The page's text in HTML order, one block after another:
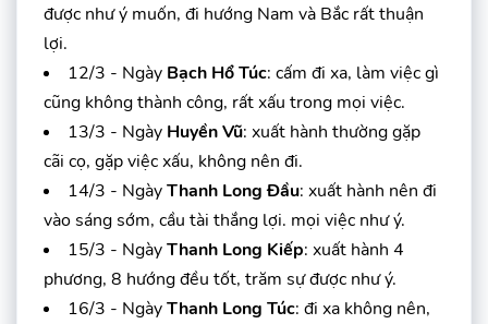
được như ý muốn, đi hướng Nam và Bắc rất thuận
lợi.
12/3 - Ngày Bạch Hổ Túc: cấm đi xa, làm việc gì
cũng không thành công, rất xấu trong mọi việc.
13/3 - Ngày Huyền Vũ: xuất hành thường gặp
cãi cọ, gặp việc xấu, không nên đi.
14/3 - NgàyThanh Long Đầu: xuất hành nên đi
vào sáng sớm, cầu tài thắng lợi. mọi việc như ý.
15/3 - NgàyThanh Long Kiếp: xuất hành 4
phương, 8 hướng đều tốt, trăm sự được như ý.
16/3 - NgàyThanh Long Túc: đi xa không nên,